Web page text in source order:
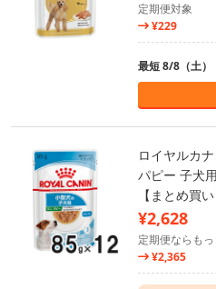
定期便対象
¥229
最短 8/8（土）
ロイヤルカ
パピー 子犬
【まとめ買い
¥2,628
定期便ならもっ
¥2,365